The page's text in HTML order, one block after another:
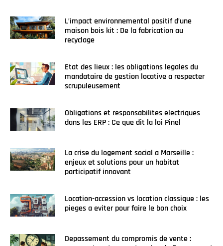
L’impact environnemental positif d’une
maison bois kit : De la fabrication au
recyclage
Etat des lieux : les obligations legales du
mandataire de gestion locative a respecter
scrupuleusement
Obligations et responsabilites electriques
dans les ERP : Ce que dit la loi Pinel
La crise du logement social a Marseille :
enjeux et solutions pour un habitat
participatif innovant
Location-accession vs location classique : les
pieges a eviter pour faire le bon choix
Depassement du compromis de vente :